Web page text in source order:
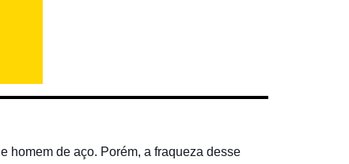
homem de aço. Porém, a fraqueza desse